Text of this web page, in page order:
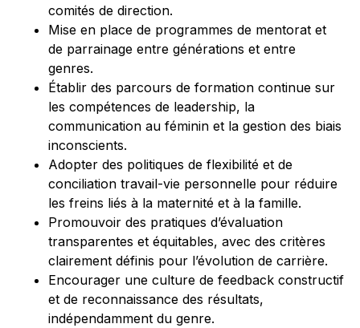
comités de direction.
Mise en place de programmes de mentorat et
de parrainage entre générations et entre
genres.
Établir des parcours de formation continue sur
les compétences de leadership, la
communication au féminin et la gestion des biais
inconscients.
Adopter des politiques de flexibilité et de
conciliation travail-vie personnelle pour réduire
les freins liés à la maternité et à la famille.
Promouvoir des pratiques d’évaluation
transparentes et équitables, avec des critères
clairement définis pour l’évolution de carrière.
Encourager une culture de feedback constructif
et de reconnaissance des résultats,
indépendamment du genre.